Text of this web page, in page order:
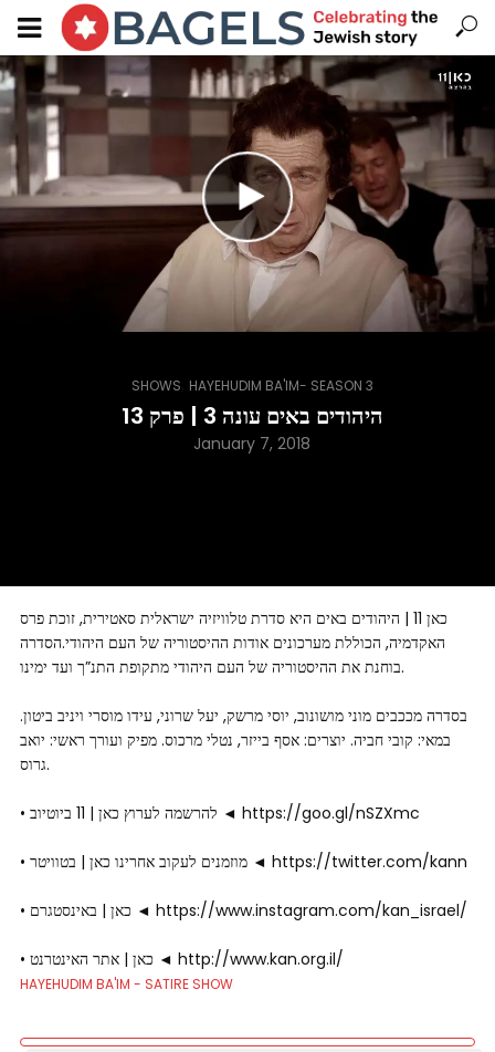
SHOWS HAYEHUDIM BA'IM- SEASON 3
היהודים באים עונה 3 | פרק 13
January 7, 2018
כאן 11 | היהודים באים היא סדרת טלוויזיה ישראלית סאטירית, זוכת פרס
האקדמיה, הכוללת מערכונים אודות ההיסטוריה של העם היהודי.הסדרה
בוחנת את ההיסטוריה של העם היהודי מתקופת התנ”ך ועד ימינו.
בסדרה מככבים מוני מושונוב, יוסי מרשק, יעל שרוני, עידו מוסרי ויניב ביטון.
במאי: קובי חביה. יוצרים: אסף בייזר, נטלי מרכוס. מפיק ועורך ראשי: יואב
גרוס.
• להרשמה לערוץ כאן | 11 ביוטיוב ◄ https://goo.gl/nSZXmc
• מוזמנים לעקוב אחרינו כאן | בטוויטר ◄ https://twitter.com/kann
• כאן | באינסטגרם ◄ https://www.instagram.com/kan_israel/
• כאן | אתר האינטרנט ◄ http://www.kan.org.il/
HAYEHUDIM BA'IM - SATIRE SHOW